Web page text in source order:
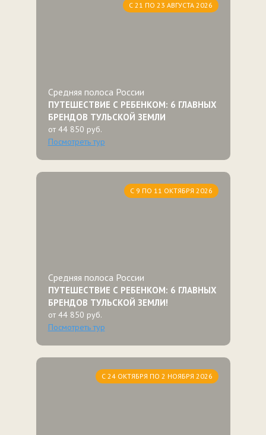
С 21 ПО 23 АВГУСТА 2026
Средняя полоса России
ПУТЕШЕСТВИЕ С РЕБЕНКОМ: 6 ГЛАВНЫХ
БРЕНДОВ ТУЛЬСКОЙ ЗЕМЛИ
от 44 850 руб.
Посмотреть тур
С 9 ПО 11 ОКТЯБРЯ 2026
Средняя полоса России
ПУТЕШЕСТВИЕ С РЕБЕНКОМ: 6 ГЛАВНЫХ
БРЕНДОВ ТУЛЬСКОЙ ЗЕМЛИ!
от 44 850 руб.
Посмотреть тур
С 24 ОКТЯБРЯ ПО 2 НОЯБРЯ 2026